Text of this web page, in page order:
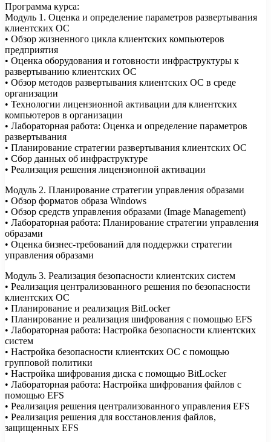
Программа курса:
Модуль 1. Оценка и определение параметров развертывания
клиентских ОС
• Обзор жизненного цикла клиентских компьютеров
предприятия
• Оценка оборудования и готовности инфраструктуры к
развертыванию клиентских ОС
• Обзор методов развертывания клиентских ОС в среде
организации
• Технологии лицензионной активации для клиентских
компьютеров в организации
• Лабораторная работа: Оценка и определение параметров
развертывания
• Планирование стратегии развертывания клиентских ОС
• Сбор данных об инфраструктуре
• Реализация решения лицензионной активации
Модуль 2. Планирование стратегии управления образами
• Обзор форматов образа Windows
• Обзор средств управления образами (Image Management)
• Лабораторная работа: Планирование стратегии управления
образами
• Оценка бизнес-требований для поддержки стратегии
управления образами
Модуль 3. Реализация безопасности клиентских систем
• Реализация централизованного решения по безопасности
клиентских ОС
• Планирование и реализация BitLocker
• Планирование и реализация шифрования с помощью EFS
• Лабораторная работа: Настройка безопасности клиентских
систем
• Настройка безопасности клиентских ОС с помощью
групповой политики
• Настройка шифрования диска с помощью BitLocker
• Лабораторная работа: Настройка шифрования файлов с
помощью EFS
• Реализация решения централизованного управления EFS
• Реализация решения для восстановления файлов,
защищенных EFS